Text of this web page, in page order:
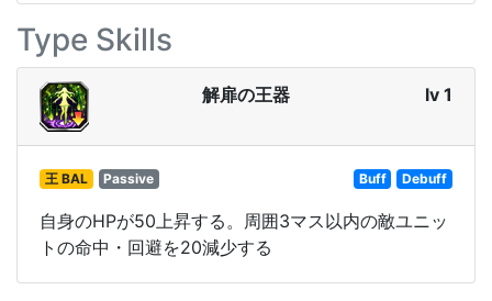
Type Skills
解扉の王器 lv 1
王 BAL Passive Buff Debuff
自身のHPが50上昇する。周囲3マス以内の敵ユニッ
トの命中・回避を20減少する